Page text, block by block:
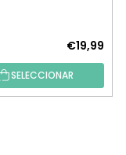
€19,99
SELECCIONAR